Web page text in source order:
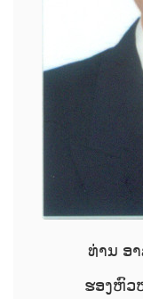
ທ່ານ ອ
ຮອງຫົວ